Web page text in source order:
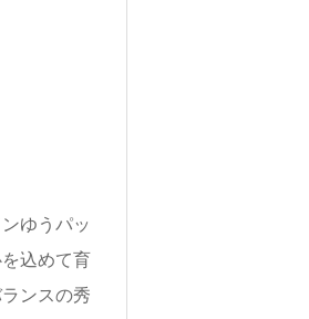
ゆうパッ
込めて育
ンスの秀